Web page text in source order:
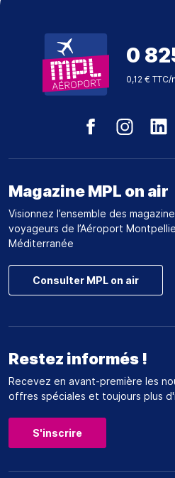
0
0,12 €
Magazine MPL on air
Visionnez l’ensemble des
voyageurs de l’Aéroport
Méditerranée
Consulter MPL on air
Restez informés !
Recevez en avant-première les
offres spéciales et toujours plus
S'inscrire